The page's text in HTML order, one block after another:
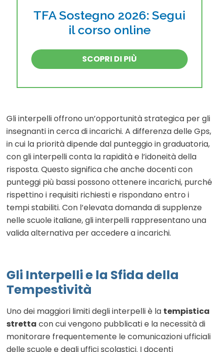
TFA Sostegno 2026: Segui
il corso online
SCOPRI DI PIÙ
Gli interpelli offrono un’opportunità strategica per gli
insegnanti in cerca di incarichi. A differenza delle Gps,
in cui la priorità dipende dal punteggio in graduatoria,
con gli interpelli conta la rapidità e l’idoneità della
risposta. Questo significa che anche docenti con
punteggi più bassi possono ottenere incarichi, purché
rispettino i requisiti richiesti e rispondano entro i
tempi stabiliti. Con l’elevata domanda di supplenze
nelle scuole italiane, gli interpelli rappresentano una
valida alternativa per accedere a incarichi.
Gli Interpelli e la Sfida della
Tempestività
Uno dei maggiori limiti degli interpelli è la tempistica
stretta con cui vengono pubblicati e la necessità di
monitorare frequentemente le comunicazioni ufficiali
delle scuole e degli uffici scolastici. I docenti